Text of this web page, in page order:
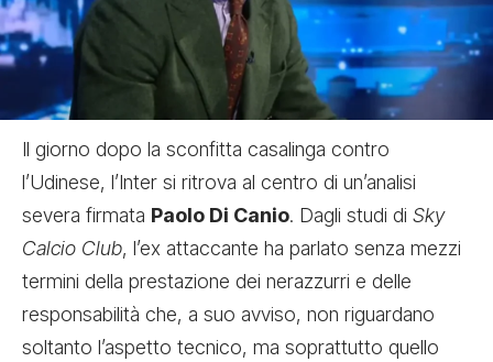
Il giorno dopo la sconfitta casalinga contro
l’Udinese, l’Inter si ritrova al centro di un’analisi
severa firmata Paolo Di Canio. Dagli studi di Sky
Calcio Club, l’ex attaccante ha parlato senza mezzi
termini della prestazione dei nerazzurri e delle
responsabilità che, a suo avviso, non riguardano
soltanto l’aspetto tecnico, ma soprattutto quello